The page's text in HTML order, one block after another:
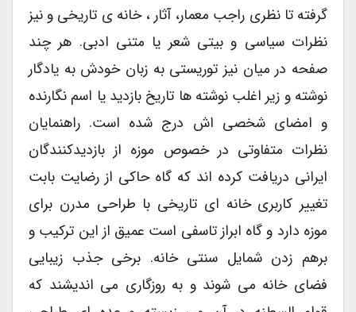
گرفته تا نظری راجب معمار، آثار ، خانه ی تاریخی و نیز
نظرات سیاسی و بیتی شعر یا متنی ادبی. هر چند
صفحه در میان نیز توریستی به زبان خودش به یادگار
نوشته و زیر اغلب نوشته ها تاریخ بازدید یا اسم نگارنده
و امضای شخصی اش درج شده است. راهنمایان
نظرات متفاوتی در خصوص موزه از بازدیدکنندگان
ایرانی دریافت کرده اند که گاه حاکی از رضایت بابت
تغییر کاربری خانه ای تاریخی با طراحی مدرن برای
موزه دارد و گاه ابراز تاسفی است عمیق از این ترکیب و
برهم زدن شمایل سنتی خانه. برخی جذب زیبایی
فضای خانه می شوند و به روزگاری می اندیشند که